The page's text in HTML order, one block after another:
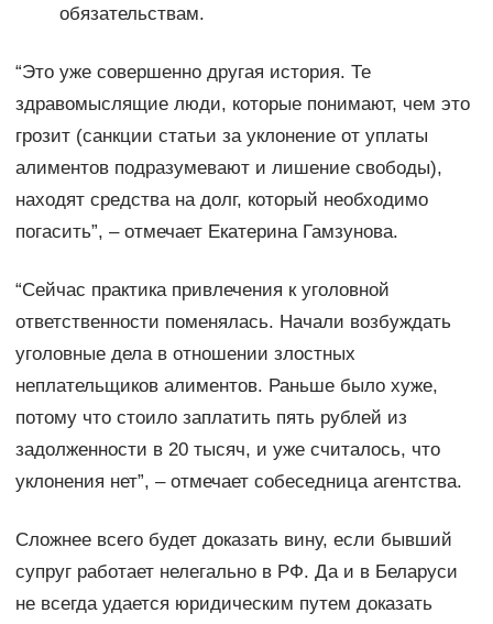
обязательствам.
“Это уже совершенно другая история. Те
здравомыслящие люди, которые понимают, чем это
грозит (санкции статьи за уклонение от уплаты
алиментов подразумевают и лишение свободы),
находят средства на долг, который необходимо
погасить”, – отмечает Екатерина Гамзунова.
“Сейчас практика привлечения к уголовной
ответственности поменялась. Начали возбуждать
уголовные дела в отношении злостных
неплательщиков алиментов. Раньше было хуже,
потому что стоило заплатить пять рублей из
задолженности в 20 тысяч, и уже считалось, что
уклонения нет”, – отмечает собеседница агентства.
Сложнее всего будет доказать вину, если бывший
супруг работает нелегально в РФ. Да и в Беларуси
не всегда удается юридическим путем доказать